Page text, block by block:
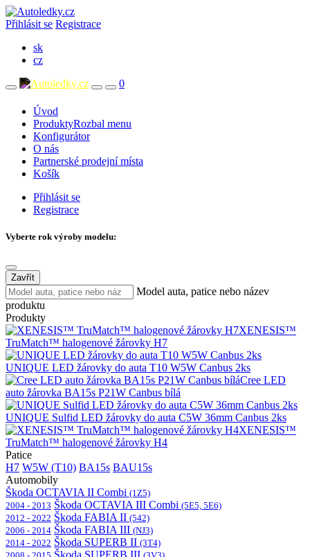
Přihlásit se Registrace
sk
cz
0
Úvod
ProduktyRozbal menu
Konfigurátor
O nás
Partnerské prodejní místa
Košík
Přihlásit se
Registrace
Vyberte rok výroby modelu:
Zavřít
Model auta, patice nebo název
produktu
Produkty
XENESIS™
TruMatch™ halogenové žárovky H7
UNIQUE LED žárovky do auta T10 W5W Canbus 2ks
Cree LED
auto žárovka BA15s P21W Canbus bílá
UNIQUE Sulfid LED žárovky do auta C5W 36mm Canbus 2ks
XENESIS™
TruMatch™ halogenové žárovky H4
Patice
H7 W5W (T10) BA15s BAU15s
Automobily
Škoda OCTAVIA II Combi (1Z5)
2004 - 2013 Škoda OCTAVIA III Combi (5E5, 5E6)
2012 - 2022 Škoda FABIA II (542)
2006 - 2014 Škoda FABIA III (NJ3)
2014 - 2022 Škoda SUPERB II (3T4)